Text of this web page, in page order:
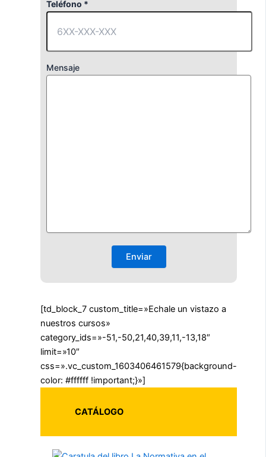
Teléfono *
Mensaje
[td_block_7 custom_title=»Echale un vistazo a
nuestros cursos»
category_ids=»-51,-50,21,40,39,11,-13,18″
limit=»10″
css=».vc_custom_1603406461579{background-
color: #ffffff !important;}»]
CATÁLOGO